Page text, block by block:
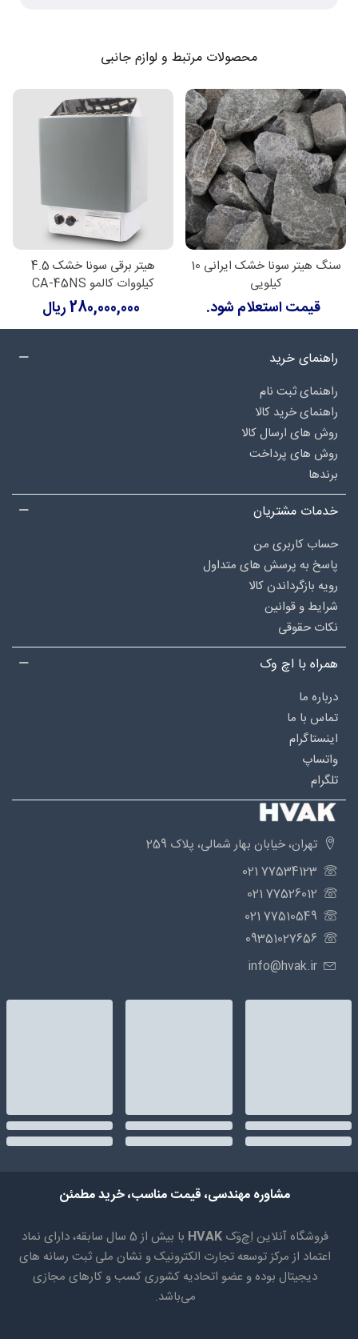
محصولات مرتبط و لوازم جانبی
سنگ هیتر سونا خشک ایرانی 10
کیلویی
قیمت استعلام شود.
هیتر برقی سونا خشک 4.5
کیلووات کالمو CA-45NS
280,000,000 ریال
راهنمای خرید
راهنمای ثبت نام
راهنمای خرید کالا
روش های ارسال کالا
روش های پرداخت
برندها
خدمات مشتریان
حساب کاربری من
پاسخ به پرسش های متداول
رویه بازگرداندن کالا
شرایط و قوانین
نکات حقوقی
همراه با اچ وک
درباره‌ ما
تماس با ما
اینستاگرام
واتساپ
تلگرام
تهران، خیابان بهار شمالی، پلاک 259
77534123 021
77526012 021
77510549 021
09351027656
info@hvak.ir
مشاوره مهندسی، قیمت مناسب، خرید مطمئن
فروشگاه آنلاین اِچ‌وَک HVAK
با بیش از 5 سال سابقه، دارای نماد
اعتماد از مرکز توسعه تجارت الکترونیک و نشان ملی ثبت رسانه های
دیجیتال بوده و عضو اتحادیه کشوری کسب و کارهای مجازی
می‌باشد.